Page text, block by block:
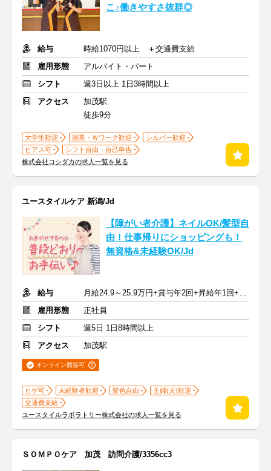
こ♪働きやすさ抜群◎
給与
時給1070円以上 ＋交通費支給
雇用形態
アルバイト・パート
シフト
週3日以上 1日3時間以上
アクセス
加茂駅
徒歩9分
大学生歓迎 副業・Ｗワーク歓迎
シルバー歓迎
ピアス可
シフト自由・自己申告
株式会社コシダカの求人一覧を見る
ユースタイルケア 新潟/Jd
【障がい者介護】ネイルOK/髪型自
由！仕事帰りにショッピングも！
無資格&未経験OK/Jd
給与
月給24.9～25.9万円+賞与年2回+昇給年1回+交通費全額
雇用形態
正社員
シフト
週5日 1日8時間以上
アクセス
加茂駅
オンライン面接可
ヒゲ可 未経験者歓迎 髪色自由
主婦(夫)歓迎
交通費支給
ユースタイルラボラトリー株式会社の求人一覧を見る
ＳＯＭＰＯケア 加茂 訪問介護/3356cc3